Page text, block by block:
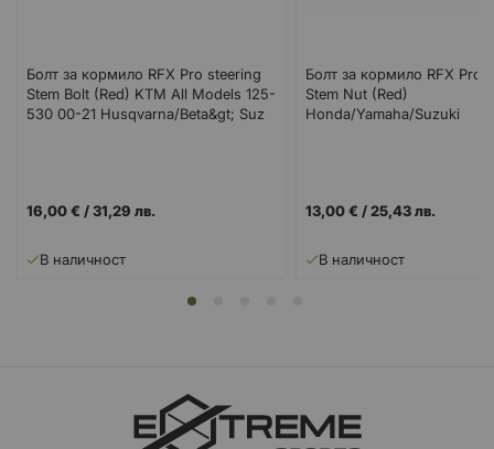
Болт за кормило RFX Pro steering
Stem Bolt (Red) KTM All Models 125-
530 00-21 Husqvarna/Beta&gt; Suz
16,00 € /31,29 лв.
В наличност
Болт за кормило RFX Pro
Stem Nut (Red)
Honda/Yamaha/Suzuki
13,00 € /25,43 лв.
В наличност